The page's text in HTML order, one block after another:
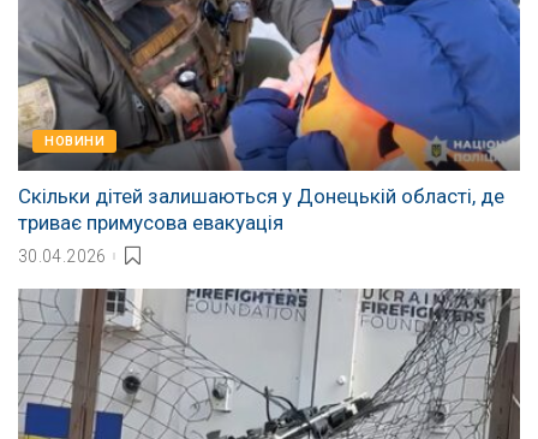
НОВИНИ
Скільки дітей залишаються у Донецькій області, де
триває примусова евакуація
30.04.2026